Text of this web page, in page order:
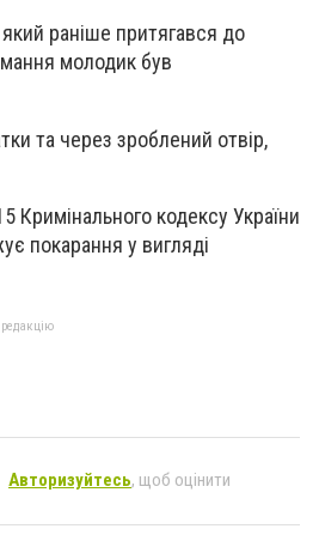
раніше притягався до
молодик був
та через зроблений отвір,
кодексу України
покарання у вигляді
Авторизуйтесь, щоб оцінити